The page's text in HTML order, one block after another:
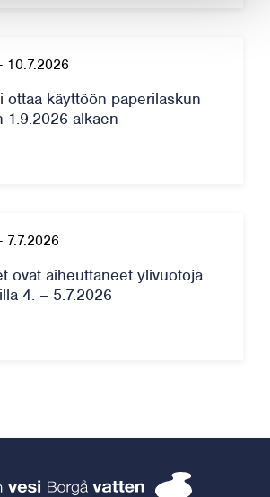
10.7.2026
ottaa käyttöön paperilaskun
1.9.2026 alkaen
7.7.2026
ovat aiheuttaneet ylivuotoja
4. – 5.7.2026